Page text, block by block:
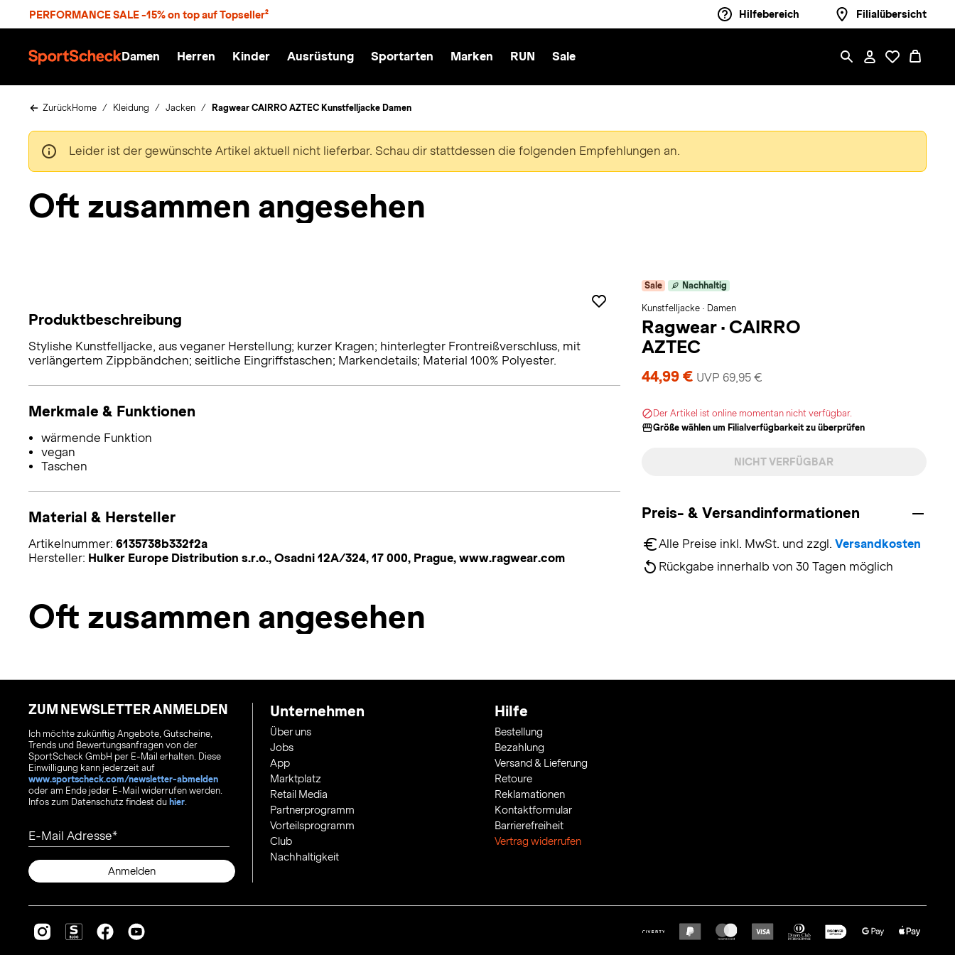
PERFORMANCE SALE -15% on top auf Topseller² Hilfebereich Filialübersicht
S
e
Damen Herren Kinder Ausrüstung Sportarten Marken RUN Sale
ZurückHome Kleidung Jacken Ragwear CAIRRO AZTEC Kunstfelljacke Damen
Leider ist der gewünschte Artikel aktuell nicht lieferbar. Schau dir stattdessen die folgenden Empfehlungen an.
Oft zusammen angesehen
Sale Nachhaltig
Kunstfelljacke · Damen
Ragwear · CAIRRO
AZTEC
44,99 € UVP 69,95 €
Der Artikel ist online momentan nicht verfügbar.
Größe wählen um Filialverfügbarkeit zu überprüfen
NICHT VERFÜGBAR
Preis- & Versandinformationen
Alle Preise inkl. MwSt. und zzgl. Versandkosten
Rückgabe innerhalb von 30 Tagen möglich
Produktbeschreibung
Stylishe Kunstfelljacke, aus veganer Herstellung; kurzer Kragen; hinterlegter Frontreißverschluss, mit
verlängertem Zippbändchen; seitliche Eingriffstaschen; Markendetails; Material 100% Polyester.
Merkmale & Funktionen
wärmende Funktion
vegan
Taschen
Material & Hersteller
Artikelnummer: 6135738b332f2a
Hersteller: Hulker Europe Distribution s.r.o., Osadni 12A/324, 17 000, Prague, www.ragwear.com
Oft zusammen angesehen
ZUM NEWSLETTER ANMELDEN
Ich möchte zukünftig Angebote, Gutscheine,
Trends und Bewertungsanfragen von der
SportScheck GmbH per E-Mail erhalten. Diese
Einwilligung kann jederzeit auf
www.sportscheck.com/newsletter-abmelden
oder am Ende jeder E-Mail widerrufen werden.
Infos zum Datenschutz findest du hier.
E-Mail Adresse
Anmelden
Unternehmen
Über uns
Jobs
App
Marktplatz
Retail Media
Partnerprogramm
Vorteilsprogramm
Club
Nachhaltigkeit
Hilfe
Bestellung
Bezahlung
Versand & Lieferung
Retoure
Reklamationen
Kontaktformular
Barrierefreiheit
Vertrag widerrufen